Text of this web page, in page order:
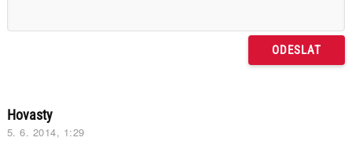
Hovasty
5. 6. 2014, 1:29